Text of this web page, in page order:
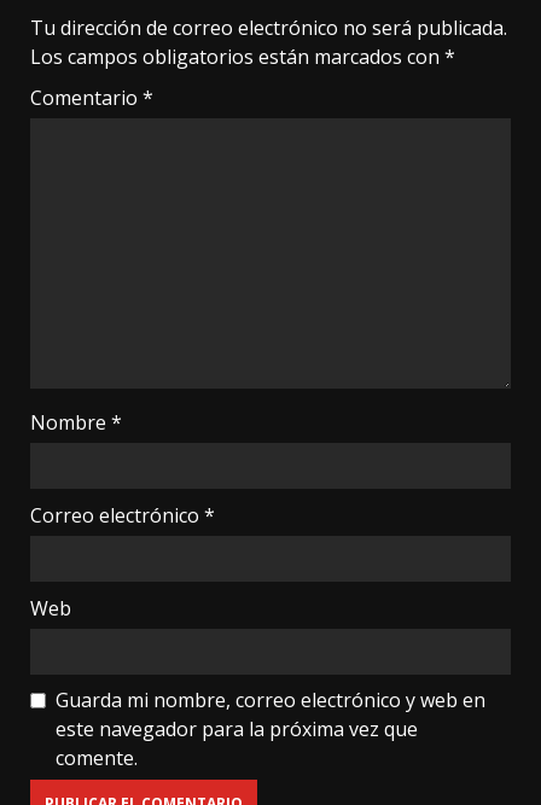
Tu dirección de correo electrónico no será publicada.
Los campos obligatorios están marcados con *
Comentario *
Nombre *
Correo electrónico *
Web
Guarda mi nombre, correo electrónico y web en
este navegador para la próxima vez que
comente.